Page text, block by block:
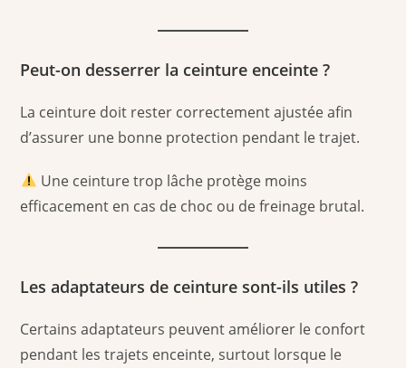
Peut-on desserrer la ceinture enceinte ?
La ceinture doit rester correctement ajustée afin
d’assurer une bonne protection pendant le trajet.
Une ceinture trop lâche protège moins
efficacement en cas de choc ou de freinage brutal.
Les adaptateurs de ceinture sont-ils utiles ?
Certains adaptateurs peuvent améliorer le confort
pendant les trajets enceinte, surtout lorsque le